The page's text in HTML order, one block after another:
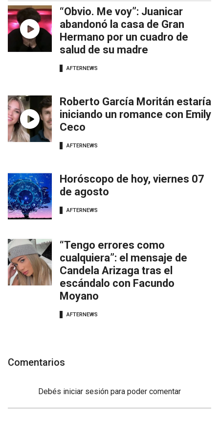
“Obvio. Me voy”: Juanicar
abandonó la casa de Gran
Hermano por un cuadro de
salud de su madre
AFTERNEWS
Roberto García Moritán estaría
iniciando un romance con Emily
Ceco
AFTERNEWS
Horóscopo de hoy, viernes 07
de agosto
AFTERNEWS
“Tengo errores como
cualquiera”: el mensaje de
Candela Arizaga tras el
escándalo con Facundo
Moyano
AFTERNEWS
Comentarios
Debés iniciar sesión para poder comentar